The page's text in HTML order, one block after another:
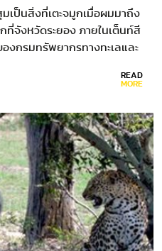
ป็นสิ่งที่เตะจมูกเมื่อผมมาถึง
ที่จังหวัดระยอง ภายในเต็นท์สี
งกรมทรัพยากรทางทะเลและ
าเกยตื้นและถูกช่วยเหลือมา
READ
MORE